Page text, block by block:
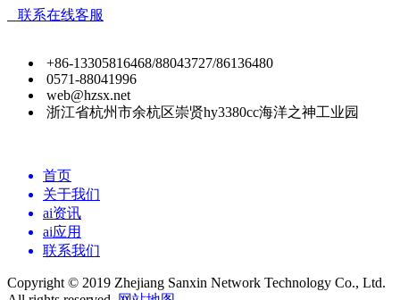
联系在线客服
+86-13305816468/88043727/86136480
0571-88041996
web@hzsx.net
浙江省杭州市余杭区崇贤hy3380cc海洋之神工业园
首页
关于我们
ai资讯
ai应用
联系我们
Copyright © 2019 Zhejiang Sanxin Network Technology Co., Ltd.